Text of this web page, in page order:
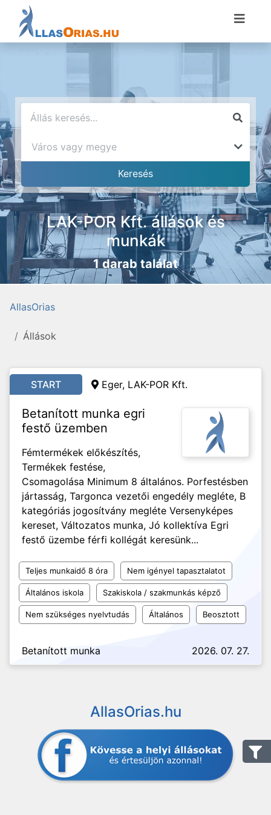
LAK-POR Kft. állások és
munkák
1 darab találat
AllasOrias
Állások
START Eger, LAK-POR Kft.
Betanított munka egri
festő üzemben
Fémtermékek előkészítés,
Termékek festése,
Csomagolása Minimum 8 általános. Porfestésben
jártasság, Targonca vezetői engedély megléte, B
kategóriás jogosítvány megléte Versenyképes
kereset, Változatos munka, Jó kollektíva Egri
festő üzembe férfi kollégát keresünk...
Teljes munkaidő 8 óra Nem igényel tapasztalatot
Általános iskola Szakiskola / szakmunkás képző
Nem szükséges nyelvtudás Általános Beosztott
Betanított munka 2026. 07. 27.
AllasOrias.hu